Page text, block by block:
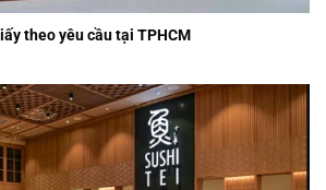
theo yêu cầu tại TPHCM